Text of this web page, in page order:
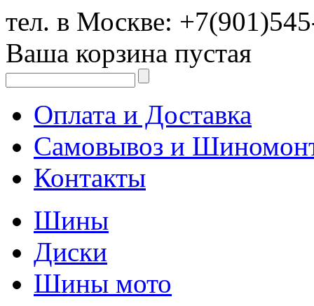
тел. в Москве:
Ваша корзина пустая
Оплата и Доставка
Самовывоз и
Контакты
Шины
Диски
Шины мото